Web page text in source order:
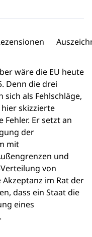
wäre die EU heute
Denn die drei
als Fehlschläge,
skizzierte
Er setzt an
der
mit
und
von
im Rat der
dass ein Staat die
eines